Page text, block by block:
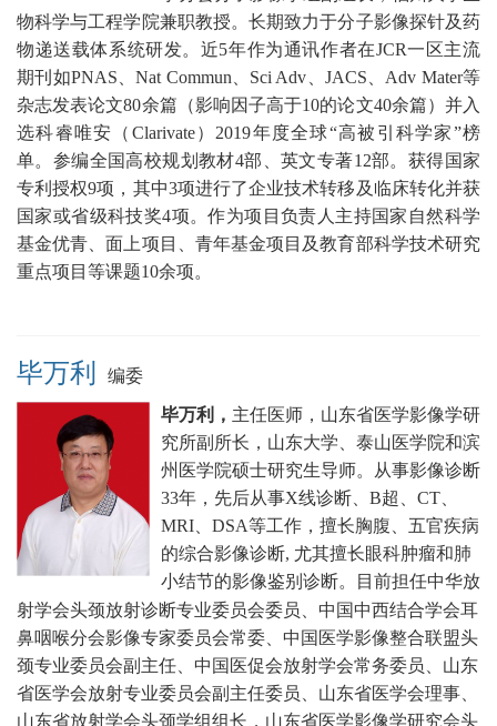
物科学与工程学院兼职教授。长期致力于分子影像探针及药
物递送载体系统研发。近5年作为通讯作者在JCR一区主流
期刊如PNAS、Nat Commun、Sci Adv、JACS、Adv Mater等
杂志发表论文80余篇（影响因子高于10的论文40余篇）并入
选科睿唯安（Clarivate）2019年度全球“高被引科学家”榜
单。参编全国高校规划教材4部、英文专著12部。获得国家
专利授权9项，其中3项进行了企业技术转移及临床转化并获
国家或省级科技奖4项。作为项目负责人主持国家自然科学
基金优青、面上项目、青年基金项目及教育部科学技术研究
重点项目等课题10余项。
毕万利 编委
毕万利， 主任医师，山东省医学影像学研
究所副所长， 山东大学、泰山医学院和滨
州医学院硕士研究生导师。从事影像诊断
33年，先后从事X线诊断、B超、CT、
MRI、DSA等工作，擅长胸腹、五官疾病
的综合影像诊断, 尤其擅长眼科肿瘤和肺
小结节的影像鉴别诊断。目前担任中华放
射学会头颈放射诊断专业委员会委员、中国中西结合学会耳
鼻咽喉分会影像专家委员会常委、中国医学影像整合联盟头
颈专业委员会副主任、中国医促会放射学会常务委员、山东
省医学会放射专业委员会副主任委员、山东省医学会理事、
山东省放射学会头颈学组组长，山东省医学影像学研究会头